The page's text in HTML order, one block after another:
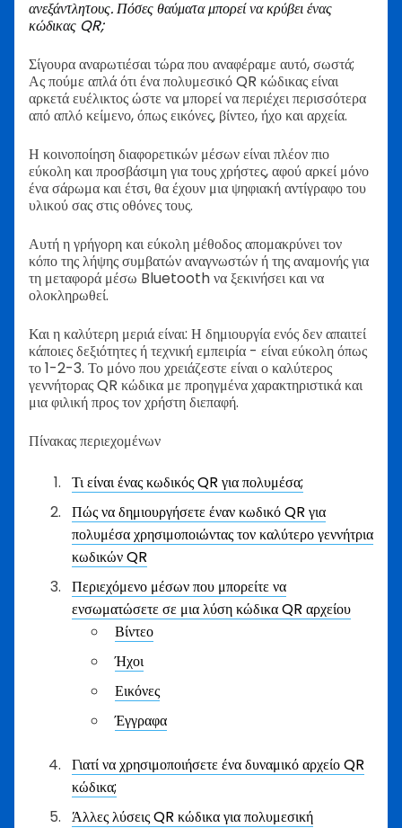
ανεξάντλητους. Πόσες θαύματα μπορεί να κρύβει ένας
κώδικας QR;
Σίγουρα αναρωτιέσαι τώρα που αναφέραμε αυτό, σωστά;
Ας πούμε απλά ότι ένα πολυμεσικό QR κώδικας είναι
αρκετά ευέλικτος ώστε να μπορεί να περιέχει περισσότερα
από απλό κείμενο, όπως εικόνες, βίντεο, ήχο και αρχεία.
Η κοινοποίηση διαφορετικών μέσων είναι πλέον πιο
εύκολη και προσβάσιμη για τους χρήστες, αφού αρκεί μόνο
ένα σάρωμα και έτσι, θα έχουν μια ψηφιακή αντίγραφο του
υλικού σας στις οθόνες τους.
Αυτή η γρήγορη και εύκολη μέθοδος απομακρύνει τον
κόπο της λήψης συμβατών αναγνωστών ή της αναμονής για
τη μεταφορά μέσω Bluetooth να ξεκινήσει και να
ολοκληρωθεί.
Και η καλύτερη μεριά είναι: Η δημιουργία ενός δεν απαιτεί
κάποιες δεξιότητες ή τεχνική εμπειρία - είναι εύκολη όπως
το 1-2-3. Το μόνο που χρειάζεστε είναι ο καλύτερος
γεννήτορας QR κώδικα με προηγμένα χαρακτηριστικά και
μια φιλική προς τον χρήστη διεπαφή.
Πίνακας περιεχομένων
Τι είναι ένας κωδικός QR για πολυμέσα;
Πώς να δημιουργήσετε έναν κωδικό QR για
πολυμέσα χρησιμοποιώντας τον καλύτερο γεννήτρια
κωδικών QR
Περιεχόμενο μέσων που μπορείτε να
ενσωματώσετε σε μια λύση κώδικα QR αρχείου
Βίντεο
Ήχοι
Εικόνες
Έγγραφα
Γιατί να χρησιμοποιήσετε ένα δυναμικό αρχείο QR
κώδικα;
Άλλες λύσεις QR κώδικα για πολυμεσική